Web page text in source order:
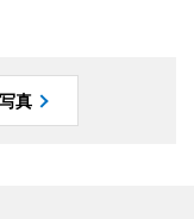
真